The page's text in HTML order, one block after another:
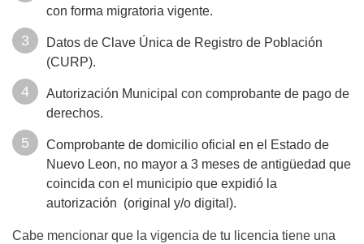
con forma migratoria vigente.
Datos de Clave Única de Registro de Población
(CURP).
Autorización Municipal con comprobante de pago de
derechos.
Comprobante de domicilio oficial en el Estado de
Nuevo Leon, no mayor a 3 meses de antigüedad que
coincida con el municipio que expidió la
autorización (original y/o digital).
Cabe mencionar que la vigencia de tu licencia tiene una